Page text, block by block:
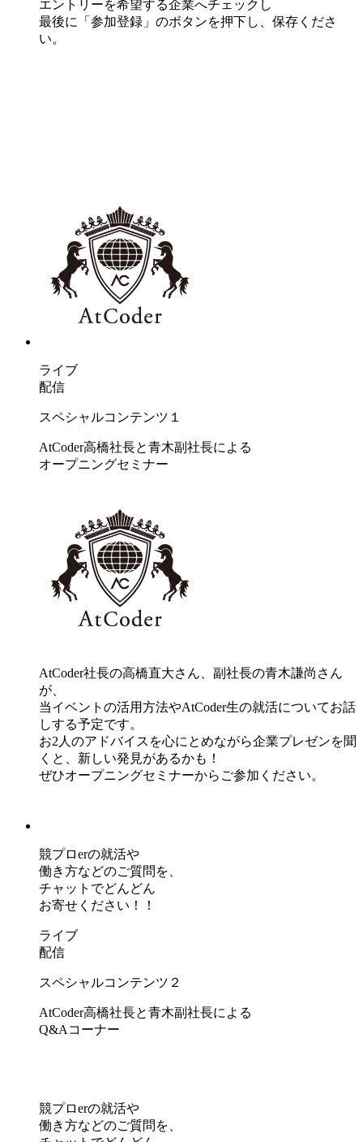
エントリーを希望する企業へチェックし
最後に「参加登録」のボタンを押下し、保存くださ
い。
ライブ
配信
スペシャルコンテンツ１
AtCoder高橋社長と青木副社長による
オープニングセミナー
AtCoder社長の高橋直大さん、副社長の青木謙尚さん
が、
当イベントの活用方法やAtCoder生の就活についてお話
しする予定です。
お2人のアドバイスを心にとめながら企業プレゼンを聞
くと、新しい発見があるかも！
ぜひオープニングセミナーからご参加ください。
競プロerの就活や
働き方などのご質問を、
チャットでどんどん
お寄せください！！
ライブ
配信
スペシャルコンテンツ２
AtCoder高橋社長と青木副社長による
Q&Aコーナー
競プロerの就活や
働き方などのご質問を、